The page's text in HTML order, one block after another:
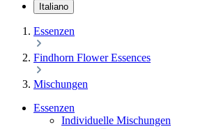
Italiano
Essenzen
Findhorn Flower Essences
Mischungen
Essenzen
Individuelle Mischungen